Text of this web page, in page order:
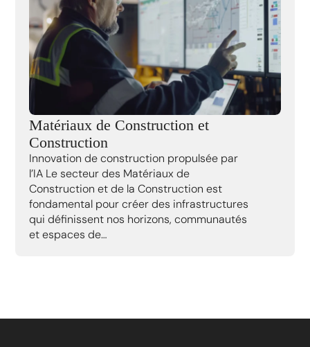
Matériaux de Construction et
Construction
Innovation de construction propulsée par
l’IA Le secteur des Matériaux de
Construction et de la Construction est
fondamental pour créer des infrastructures
qui définissent nos horizons, communautés
et espaces de…